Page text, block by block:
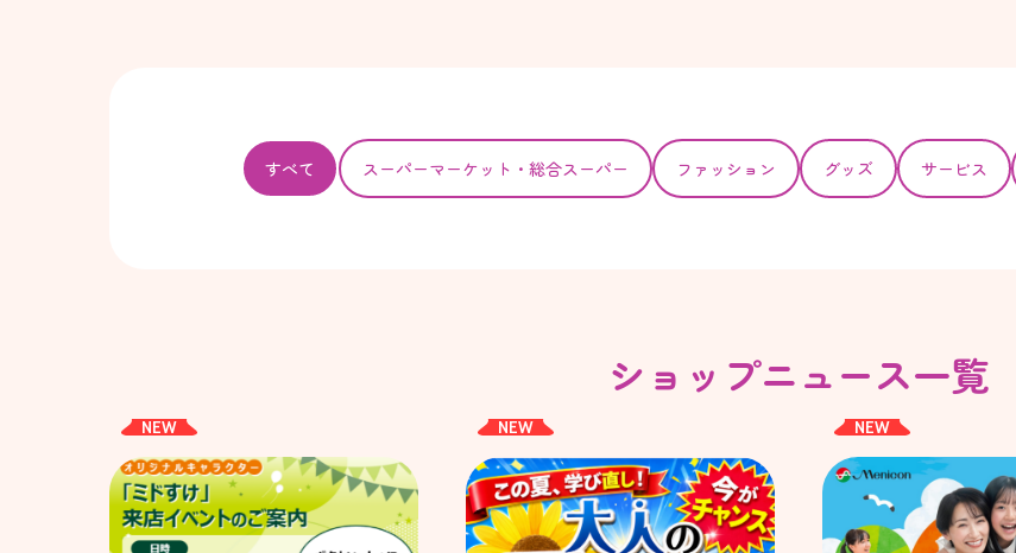
すべて スーパーマーケット・ 総合スーパー ファッション グッズ サービス
ショップニュース一覧
NEW NEW NEW